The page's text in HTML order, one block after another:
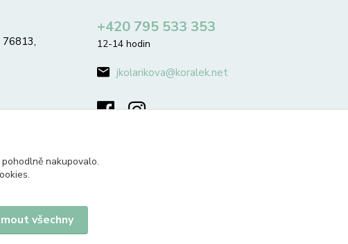
76813,
+420 795 533 353
12-14 hodin
jkolarikova@koralek.net
nakupovalo.
všechny